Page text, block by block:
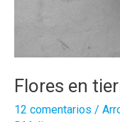
Flores en
12 comentarios /